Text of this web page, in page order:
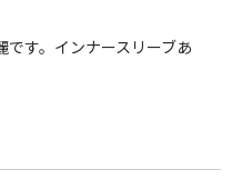
す。インナースリーブあ